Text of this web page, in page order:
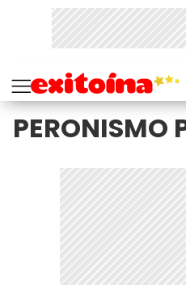
PERONISMO